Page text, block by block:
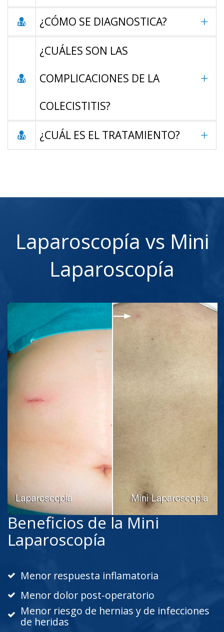
¿CÓMO SE DIAGNOSTICA?
¿CUÁLES SON LAS
COMPLICACIONES DE LA
COLECISTITIS?
¿CUÁL ES EL TRATAMIENTO?
Laparoscopía vs Mini
Laparoscopía
Beneficios de la Mini
Laparoscopía
Menor respuesta inflamatoria
Menor dolor post-operatorio
Menor riesgo de hernias y de infecciones
de heridas